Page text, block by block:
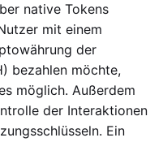
native Tokens
mit einem
der
bezahlen möchte,
möglich. Außerdem
der Interaktionen
Ein